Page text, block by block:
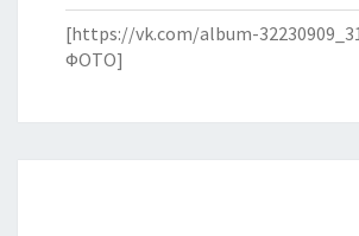
[https://vk.com/album-
ФОТО]